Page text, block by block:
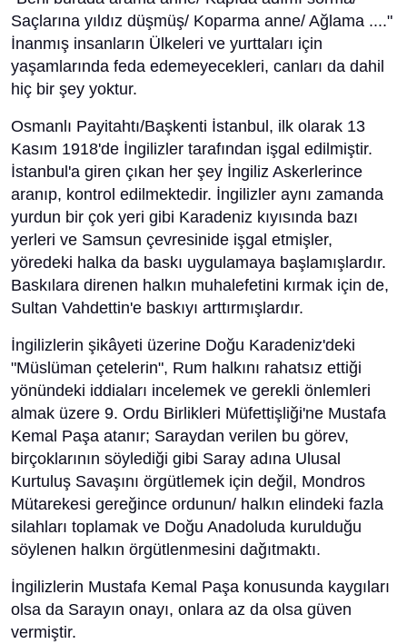
Saçlarına yıldız düşmüş/ Koparma anne/ Ağlama ...."
İnanmış insanların Ülkeleri ve yurttaları için
yaşamlarında feda edemeyecekleri, canları da dahil
hiç bir şey yoktur.
Osmanlı Payitahtı/Başkenti İstanbul, ilk olarak 13
Kasım 1918'de İngilizler tarafından işgal edilmiştir.
İstanbul'a giren çıkan her şey İngiliz Askerlerince
aranıp, kontrol edilmektedir. İngilizler aynı zamanda
yurdun bir çok yeri gibi Karadeniz kıyısında bazı
yerleri ve Samsun çevresinide işgal etmişler,
yöredeki halka da baskı uygulamaya başlamışlardır.
Baskılara direnen halkın muhalefetini kırmak için de,
Sultan Vahdettin'e baskıyı arttırmışlardır.
İngilizlerin şikâyeti üzerine Doğu Karadeniz'deki
"Müslüman çetelerin", Rum halkını rahatsız ettiği
yönündeki iddiaları incelemek ve gerekli önlemleri
almak üzere 9. Ordu Birlikleri Müfettişliği'ne Mustafa
Kemal Paşa atanır; Saraydan verilen bu görev,
birçoklarının söylediği gibi Saray adına Ulusal
Kurtuluş Savaşını örgütlemek için değil, Mondros
Mütarekesi gereğince ordunun/ halkın elindeki fazla
silahları toplamak ve Doğu Anadoluda kurulduğu
söylenen halkın örgütlenmesini dağıtmaktı.
İngilizlerin Mustafa Kemal Paşa konusunda kaygıları
olsa da Sarayın onayı, onlara az da olsa güven
vermiştir.